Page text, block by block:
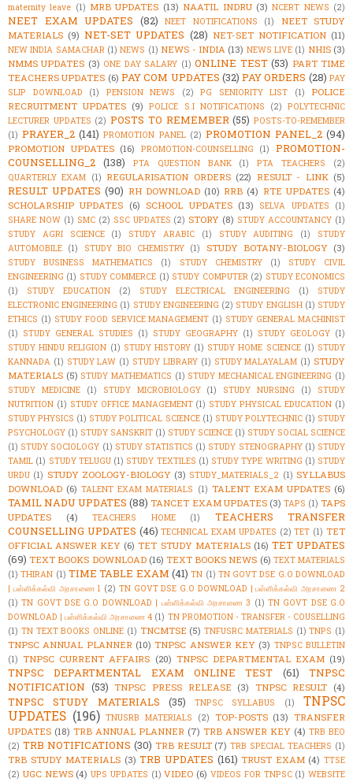
maternity leave (1) MRB UPDATES (13) NAATIL INDRU (3) NCERT NEWS (2)
NEET EXAM UPDATES (82) NEET NOTIFICATIONS (1)
NEET STUDY
MATERIALS (9) NET-SET UPDATES (28) NET-SET NOTIFICATION (11)
NEW INDIA SAMACHAR (1) NEWS (1) NEWS - INDIA (13) NEWS LIVE (1) NHIS (3)
NMMS UPDATES (3) ONE DAY SALARY (1) ONLINE TEST (53) PART TIME
TEACHERS UPDATES (6) PAY COM UPDATES (32) PAY ORDERS (28) PAY
SLIP DOWNLOAD
(1) PENSION NEWS (2) PG SENIORITY LIST (1)
POLICE
RECRUITMENT UPDATES (9) POLICE S.I NOTIFICATIONS (2) POLYTECHNIC
LECTURER UPDATES (2) POSTS TO REMEMBER (55) POSTS-TO-REMEMBER
(1) PRAYER_2 (141) PROMOTION PANEL (2) PROMOTION PANEL_2 (94)
PROMOTION UPDATES (16) PROMOTION-COUNSELLING (1)
PROMOTION-
COUNSELLING_2 (138) PTA QUESTION BANK (1) PTA TEACHERS
(2)
QUARTERLY EXAM (1) REGULARISATION ORDERS (22) RESULT - LINK (5)
RESULT UPDATES (90) RH DOWNLOAD (10) RRB (4) RTE UPDATES (4)
SCHOLARSHIP UPDATES (6) SCHOOL UPDATES (13) SELVA UPDATES
(1)
SHARE NOW (1) SMC (2) SSC UPDATES (2) STORY (8) STUDY ACCOUNTANCY (1)
STUDY AGRI SCIENCE
(1) STUDY ARABIC (1) STUDY AUDITING (1)
STUDY
AUTOMOBILE (1) STUDY BIO CHEMISTRY (1) STUDY BOTANY-BIOLOGY (3)
STUDY BUSINESS MATHEMATICS (1) STUDY CHEMISTRY (1)
STUDY CIVIL
ENGINEERING (1) STUDY COMMERCE (1) STUDY COMPUTER (2) STUDY ECONOMICS
(1)
STUDY EDUCATION (2) STUDY ELECTRICAL ENGINEERING (1)
STUDY
ELECTRONIC ENGINEERING (1) STUDY ENGINEERING (2) STUDY ENGLISH (1) STUDY
ETHICS (1) STUDY FOOD SERVICE MANAGEMENT (1) STUDY GENERAL MACHINIST
(1) STUDY GENERAL STUDIES (1) STUDY GEOGRAPHY (1) STUDY GEOLOGY (1)
STUDY HINDU RELIGION (1) STUDY HISTORY (1) STUDY HOME SCIENCE (1) STUDY
KANNADA (1) STUDY LAW (1) STUDY LIBRARY (1) STUDY MALAYALAM (1) STUDY
MATERIALS (5) STUDY MATHEMATICS (1) STUDY MECHANICAL ENGINEERING (1)
STUDY MEDICINE
(1) STUDY MICROBIOLOGY (1) STUDY NURSING (1)
STUDY
NUTRITION (1) STUDY OFFICE MANAGEMENT (1) STUDY PHYSICAL EDUCATION (1)
STUDY PHYSICS (1) STUDY POLITICAL SCIENCE (1) STUDY POLYTECHNIC (1) STUDY
PSYCHOLOGY (1) STUDY SANSKRIT (1) STUDY SCIENCE (1) STUDY SOCIAL SCIENCE
(1) STUDY SOCIOLOGY (1) STUDY STATISTICS (1) STUDY STENOGRAPHY (1) STUDY
TAMIL (1) STUDY TELUGU (1) STUDY TEXTILES (1) STUDY TYPE WRITING (1) STUDY
URDU (1) STUDY ZOOLOGY-BIOLOGY (3) STUDY_MATERIALS_2 (1) SYLLABUS
DOWNLOAD (6) TALENT EXAM MATERIALS (1) TALENT EXAM UPDATES (6)
TAMIL NADU UPDATES (88) TANCET EXAM UPDATES (3) TAPS (1) TAPS
UPDATES
(4) TEACHERS HOME (1)
TEACHERS TRANSFER
COUNSELLING UPDATES (46) TECHNICAL EXAM UPDATES (2) TET (1) TET
OFFICIAL ANSWER KEY (6) TET STUDY MATERIALS (16) TET UPDATES
(69) TEXT BOOKS DOWNLOAD (16) TEXT BOOKS NEWS (6) TEXT MATERIALS
(1) THIRAN (1) TIME TABLE EXAM (41) TN (1) TN GOVT DSE G.O DOWNLOAD
| பள்ளிக்கல்வி அரசாணை 1 (2) TN GOVT DSE G.O DOWNLOAD | பள்ளிக்கல்வி அரசாணை 2
(1) TN GOVT DSE G.O DOWNLOAD | பள்ளிக்கல்வி அரசாணை 3 (1) TN GOVT DSE G.O
DOWNLOAD | பள்ளிக்கல்வி அரசாணை 4 (1) TN PROMOTION - TRANSFER - COUSELLING
(1) TN TEXT BOOKS ONLINE (1) TNCMTSE (5) TNFUSRC MATERIALS (1) TNPS (1)
TNPSC ANNUAL PLANNER (10) TNPSC ANSWER KEY (3) TNPSC BULLETIN
(1) TNPSC CURRENT AFFAIRS (20) TNPSC DEPARTMENTAL EXAM (19)
TNPSC DEPARTMENTAL EXAM ONLINE TEST (61)
TNPSC
NOTIFICATION (53) TNPSC PRESS RELEASE (3) TNPSC RESULT (4)
TNPSC STUDY MATERIALS (35) TNPSC SYLLABUS (1)
TNPSC
UPDATES (196) TNUSRB MATERIALS (2) TOP-POSTS (13) TRANSFER
UPDATES (18) TRB ANNUAL PLANNER (7) TRB ANSWER KEY (4) TRB BEO
(2) TRB NOTIFICATIONS (30) TRB RESULT (7) TRB SPECIAL TEACHERS (1)
TRB STUDY MATERIALS (3) TRB UPDATES (161) TRUST EXAM (4) TTSE
(2) UGC NEWS (4) UPS UPDATES (1) VIDEO (6) VIDEOS FOR TNPSC (1) WEBSITE